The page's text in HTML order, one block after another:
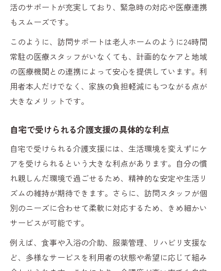
活のサポートが充実しており、緊急時の対応や医療連携
もスムーズです。
このように、訪問サポートは老人ホームのように24時間
常駐の医療スタッフがいなくても、計画的なケアと地域
の医療機関との連携によって安心を提供しています。利
用者本人だけでなく、家族の負担軽減にもつながる点が
大きなメリットです。
自宅で受けられる介護支援の具体的な利点
自宅で受けられる介護支援には、生活環境を変えずにケ
アを受けられるという大きな利点があります。自分の慣
れ親しんだ環境で過ごせるため、精神的な安定や生活リ
ズムの維持が期待できます。さらに、訪問スタッフが個
別のニーズに合わせて柔軟に対応するため、きめ細かい
サービスが可能です。
例えば、食事や入浴の介助、服薬管理、リハビリ支援な
ど、多様なサービスを利用者の状態や希望に応じて組み